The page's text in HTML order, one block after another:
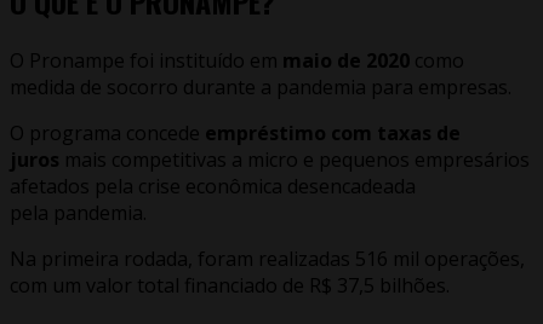
O Pronampe foi instituído em maio de 2020 como
medida de socorro durante a pandemia para empresas.
O programa concede empréstimo com taxas de
juros mais competitivas a micro e pequenos empresários
afetados pela crise econômica desencadeada
pela pandemia.
Na primeira rodada, foram realizadas 516 mil operações,
com um valor total financiado de R$ 37,5 bilhões.